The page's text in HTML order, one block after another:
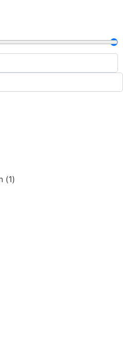
(1)